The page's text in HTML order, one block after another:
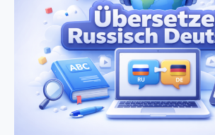
besten
Übersetzer